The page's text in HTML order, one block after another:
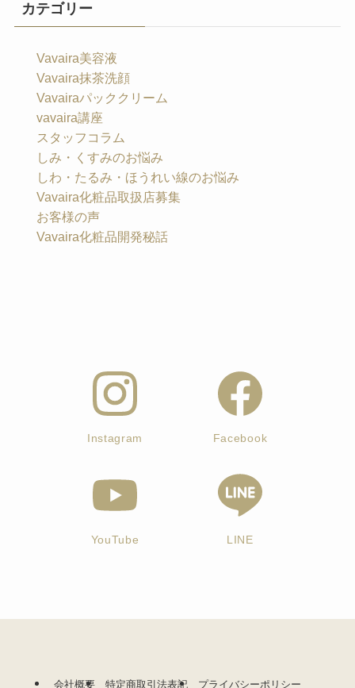
カテゴリー
Vavaira美容液
Vavaira抹茶洗顔
Vavairaパッククリーム
vavaira講座
スタッフコラム
しみ・くすみのお悩み
しわ・たるみ・ほうれい線のお悩み
Vavaira化粧品取扱店募集
お客様の声
Vavaira化粧品開発秘話
Instagram Facebook
YouTube LINE
会社概要 特定商取引法表記 プライバシーポリシー